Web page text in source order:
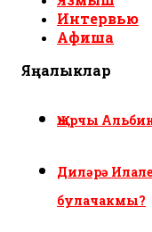
Интервью
Афиша
Яңалыклар
Җырчы
Диләрә
булачакмы?